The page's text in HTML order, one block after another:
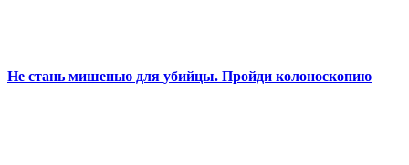
Не стань мишенью для убийцы. Пройди колоноскопию